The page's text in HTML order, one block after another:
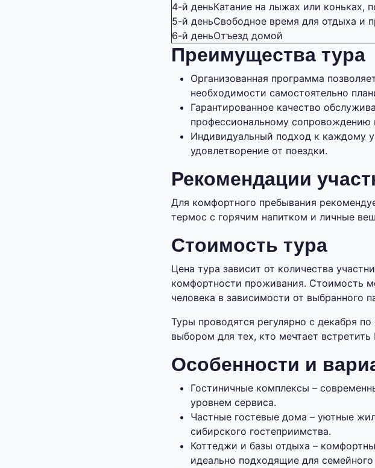
4-й деньКатание на лыжах или коньках,
5-й деньСвободное время для отдыха и
6-й деньОтъезд домой
Преимущества тура
Организованная программа
необходимости самостоятельно
Гарантированное качество
профессиональному сопровождению
Индивидуальный подход к каждому
удовлетворение от поездки.
Рекомендации
Для комфортного пребывания
термос с горячим напитком и личные
Стоимость тура
Цена тура зависит от количества
комфортности проживания. Стоимость
человека в зависимости от выбранного
Туры проводятся регулярно с декабря
выбором для тех, кто мечтает
Особенности и
Гостиничные комплексы –
уровнем сервиса.
Частные гостевые дома – уютные
сибирского гостеприимства.
Коттеджи и базы отдыха –
идеально подходящие для семейного